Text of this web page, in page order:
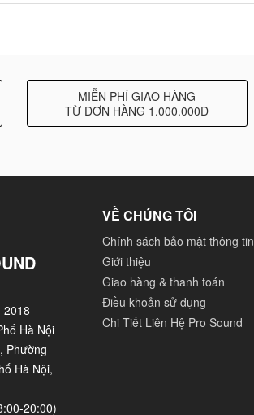
Thanh Yamaha Việt Nam
MIỄN PHÍ GIAO HÀNG
TỪ ĐƠN HÀNG 1.000.000Đ
2018
Hà Nội
Phường
Hà Nội,
20:00)
VỀ CHÚNG TÔI
Chính sách bảo mật thông tin
Giới thiệu
Giao hàng & thanh toán
Điều khoản sử dụng
Chi Tiết Liên Hệ Pro Sound